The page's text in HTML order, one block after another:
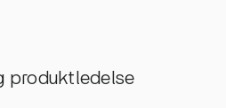
produktledelse